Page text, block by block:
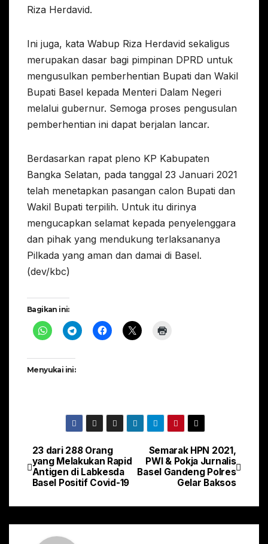
Riza Herdavid.
Ini juga, kata Wabup Riza Herdavid sekaligus
merupakan dasar bagi pimpinan DPRD untuk
mengusulkan pemberhentian Bupati dan Wakil
Bupati Basel kepada Menteri Dalam Negeri
melalui gubernur. Semoga proses pengusulan
pemberhentian ini dapat berjalan lancar.
Berdasarkan rapat pleno KP Kabupaten
Bangka Selatan, pada tanggal 23 Januari 2021
telah menetapkan pasangan calon Bupati dan
Wakil Bupati terpilih. Untuk itu dirinya
mengucapkan selamat kepada penyelenggara
dan pihak yang mendukung terlaksananya
Pilkada yang aman dan damai di Basel.
(dev/kbc)
Bagikan ini:
Menyukai ini:
Navigasi
pos
Semarak HPN 2021,
PWI & Pokja Jurnalis
Basel Gandeng Polres
Gelar Baksos
23 dari 288 Orang
yang Melakukan Rapid
Antigen di Labkesda
Basel Positif Covid-19